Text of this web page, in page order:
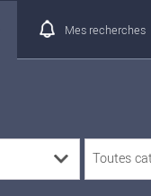
Mes recherches